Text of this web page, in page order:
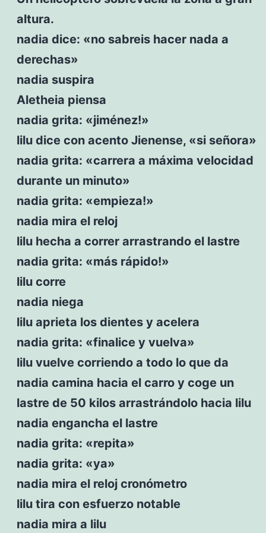
altura.
nadia dice: «no sabreis hacer nada a
derechas»
nadia suspira
Aletheia piensa
nadia grita: «jiménez!»
lilu dice con acento Jienense, «si señora»
nadia grita: «carrera a máxima velocidad
durante un minuto»
nadia grita: «empieza!»
nadia mira el reloj
lilu hecha a correr arrastrando el lastre
nadia grita: «más rápido!»
lilu corre
nadia niega
lilu aprieta los dientes y acelera
nadia grita: «finalice y vuelva»
lilu vuelve corriendo a todo lo que da
nadia camina hacia el carro y coge un
lastre de 50 kilos arrastrándolo hacia lilu
nadia engancha el lastre
nadia grita: «repita»
nadia grita: «ya»
nadia mira el reloj cronómetro
lilu tira con esfuerzo notable
nadia mira a lilu